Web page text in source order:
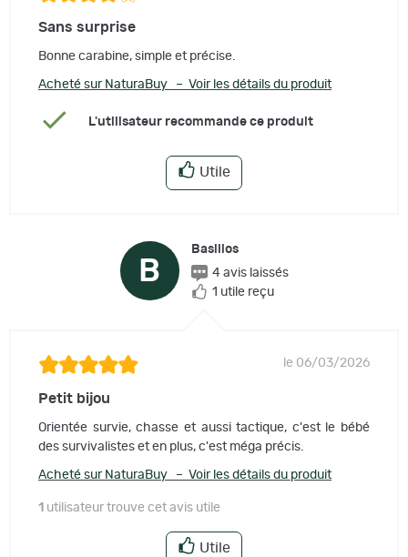
Sans surprise
Bonne carabine, simple et précise.
Acheté sur NaturaBuy – Voir les détails du produit
L'utilisateur recommande ce produit
Utile
B
Basilios
4 avis laissés
1 utile reçu
le 06/03/2026
Petit bijou
Orientée survie, chasse et aussi tactique, c'est le bébé
des survivalistes et en plus, c'est méga précis.
Acheté sur NaturaBuy – Voir les détails du produit
1 utilisateur trouve cet avis utile
Utile